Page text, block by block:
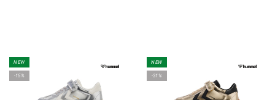
NEW
-15%
NEW
-31%